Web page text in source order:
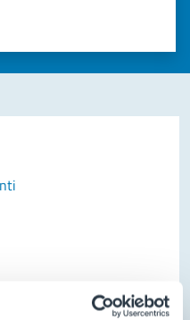
(da 1 a 5 stelle)
valutare la chiarezza delle
5